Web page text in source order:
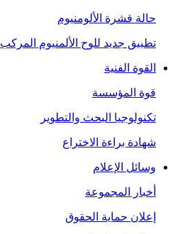
حالة قشرة الألومنيوم
تطبيق جديد للوح الألمنيوم المركب
القوة الفنية
قوة المؤسسة
تكنولوجيا البحث والتطوير
شهادة براءة الاختراع
وسائل الإعلام
أخبار المجموعة
إعلان حماية الحقوق